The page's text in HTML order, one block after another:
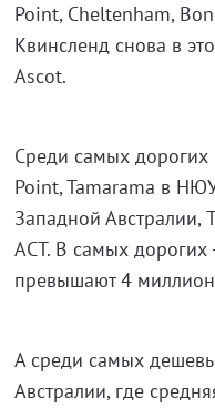
Point, Cheltenham,
Квинсленд снова в
Ascot.
Среди самых
Point, Tamarama в
Западной Австралии,
АСТ. В самых
превышают 4
А среди самых
Австралии, где